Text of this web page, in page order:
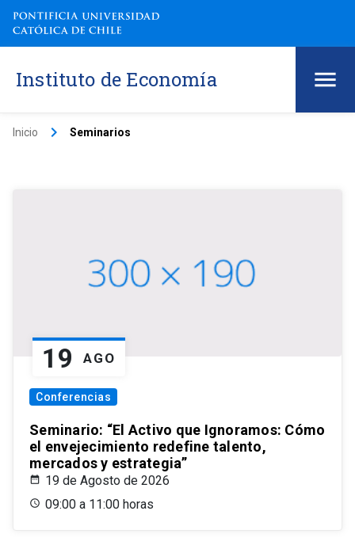
Instituto de Economía
Inicio keyboard_arrow_right Seminarios
19 AGO
Conferencias
Seminario: “El Activo que Ignoramos: Cómo
el envejecimiento redefine talento,
mercados y estrategia”
19 de Agosto de 2026
09:00 a 11:00 horas